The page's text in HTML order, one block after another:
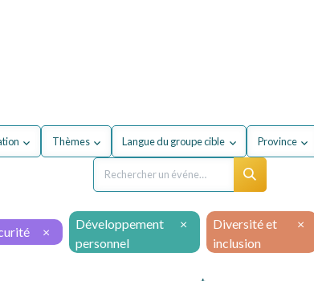
Thèmes Langue du groupe cible Province
×
Développement
personnel
×
Diversité et
inclusion
×